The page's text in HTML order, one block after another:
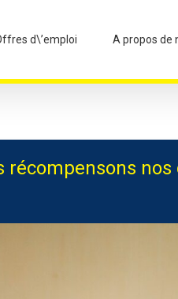
d\’emploi A propos de
récompensons nos